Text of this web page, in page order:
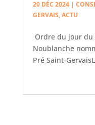
20 DÉC 2024|
GERVAIS,ACTU
Ordre du jour du
Noublanche
Pré Saint-